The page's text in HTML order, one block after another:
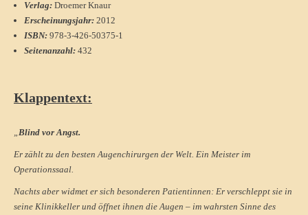
Verlag: Droemer Knaur
Erscheinungsjahr: 2012
ISBN: 978-3-426-50375-1
Seitenanzahl: 432
Klappentext:
Blind vor Angst.
Er zählt zu den besten Augenchirurgen der Welt. Ein Meister im
Operationssaal.
Nachts aber widmet er sich besonderen Patientinnen: Er verschleppt sie in
seine Klinikkeller und öffnet ihnen die Augen – im wahrsten Sinne des